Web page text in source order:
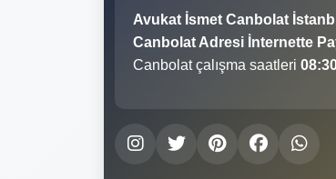
Avukat İsmet Canbolat
Canbolat Adresi İnternette
Canbolat çalışma saatleri